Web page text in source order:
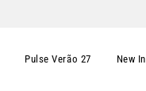
Pulse Verão 27 New In